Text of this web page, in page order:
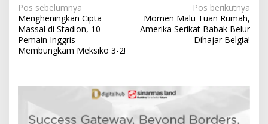
N
a
v
i
Pos sebelumnya
Mengheningkan Cipta
Massal di Stadion, 10
Pemain Inggris
Membungkam Meksiko 3-2!
Pos berikutnya
Momen Malu Tuan Rumah,
Amerika Serikat Babak Belur
Dihajar Belgia!